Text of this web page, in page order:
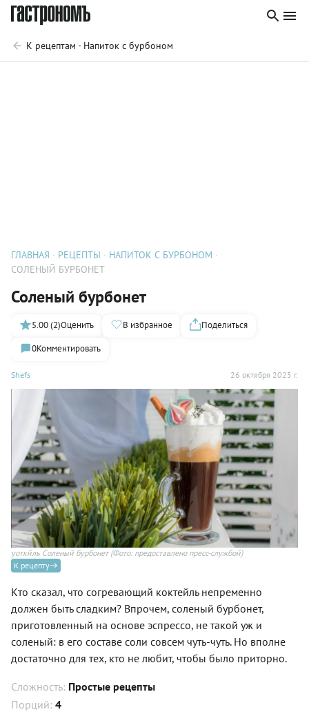
К рецептам - Напиток с бурбоном
ГЛАВНАЯ РЕЦЕПТЫ
НАПИТОК С БУРБОНОМ
СОЛЕНЫЙ БУРБОНЕТ
Соленый бурбонет
Shefs 26 октября 2025 г.
5.00 (2)Оценить В избранное
Поделиться
0Комментировать
уоткйль Соленый бурбонет(Фото: предоставлено пресс-службой)
К рецепту
Кто сказал, что согревающий коктейль непременно
должен быть сладким? Впрочем, соленый бурбонет,
приготовленный на основе эспрессо, не такой уж и
соленый: в его составе соли совсем чуть-чуть. Но вполне
достаточно для тех, кто не любит, чтобы было приторно.
Сложность: Простые рецепты
Порций: 4